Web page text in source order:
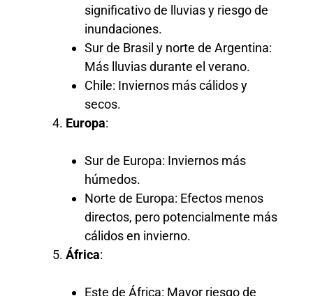
significativo de lluvias y riesgo de
inundaciones.
Sur de Brasil y norte de Argentina:
Más lluvias durante el verano.
Chile: Inviernos más cálidos y
secos.
Europa:
Sur de Europa: Inviernos más
húmedos.
Norte de Europa: Efectos menos
directos, pero potencialmente más
cálidos en invierno.
África:
Este de África: Mayor riesgo de